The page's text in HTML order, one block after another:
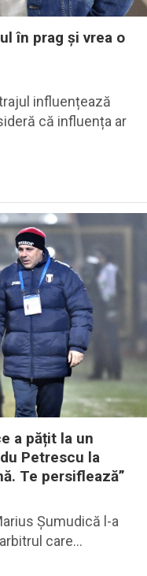
în prag și vrea o
influențează
că influența ar
a pățit la un
Petrescu la
Te persiflează”
Şumudică l-a
care…